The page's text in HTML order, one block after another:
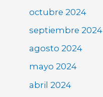
octubre 2024
septiembre 2024
agosto 2024
mayo 2024
abril 2024